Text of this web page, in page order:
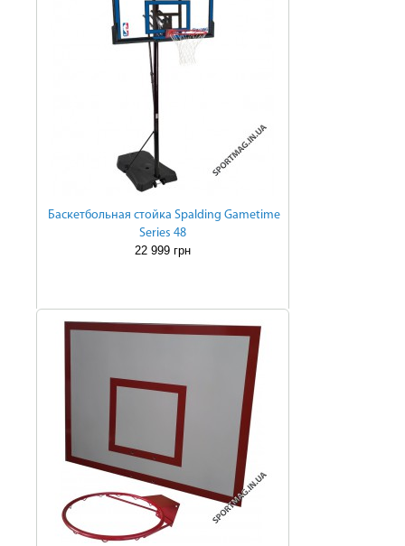
Баскетбольная стойка Spalding Gametime
Series 48
22 999 грн